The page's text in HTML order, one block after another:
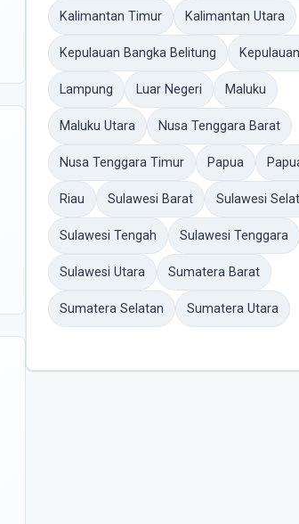
Kalimantan Timur Kalimantan Utara
Kepulauan Bangka Belitung
Lampung Luar Negeri Maluku
Maluku Utara Nusa Tenggara Barat
Nusa Tenggara Timur Papua
Riau Sulawesi Barat Sulawesi
Sulawesi Tengah Sulawesi Tenggara
Sulawesi Utara Sumatera Barat
Sumatera Selatan Sumatera Utara